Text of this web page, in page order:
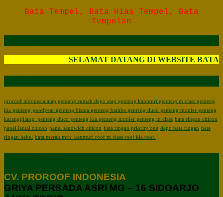
Bata Tempel, Bata Hias Tempel, Bata
Tempelan
SELAMAT DATANG DI WEBSITE BATA
proroof indonesia atap genteng rumah depo atap genteng kanmuri genteng m class genteng
kia genteng goodyear genteng bisma genteng bambe genteng duco genteng monier genteng
karangpilang
genteng duco genteng kia genteng monier genteng m class bata ringan citicon
panel lantai citicon panel sandwich citicon bata ringan priority one depo bata ringan bata
ringan hebel bata merah mrh kanmuri roof m class roof kia roof
CV. PROROOF INDONESIA
GRIYA PERSADA ASRI MG – 16 SIDOARJO